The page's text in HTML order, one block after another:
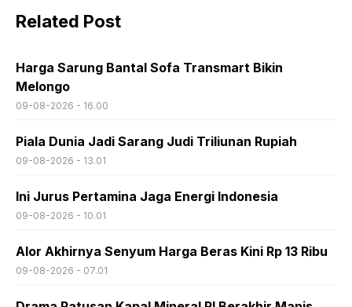
Related Post
Harga Sarung Bantal Sofa Transmart Bikin
Melongo
09-08-2026 - 16.00
Piala Dunia Jadi Sarang Judi Triliunan Rupiah
09-08-2026 - 13.01
Ini Jurus Pertamina Jaga Energi Indonesia
09-08-2026 - 10.01
Alor Akhirnya Senyum Harga Beras Kini Rp 13 Ribu
09-08-2026 - 07.01